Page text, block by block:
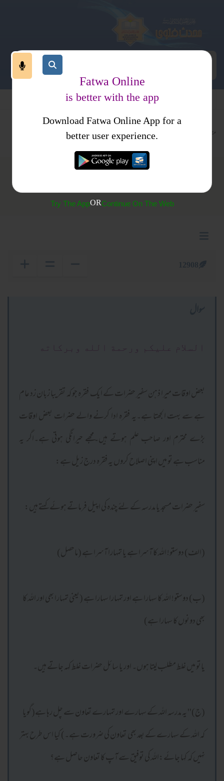
کتب فتاوی فتاوی ثنائیہ مدنیہ
(187) مسجد یا مدرسہ کے لیے سفیر کا چندہ مانگنا
السلام عليكم ورحمة الله وبركاته
بعض اوقات میرا ذہن سفیر حضرات کے ایک فقرہ جو کہ تقریبا زبان زد عام
ہے سے بہت الجھتا ہے۔یہ فقرہ ادا کرنے والے حضرات بعض اوقات
بڑے محترم اور صاحب علم ہوتے ہیں۔مجھے حیرانگی ہوتی ہے۔اگر یہ
مناسب ہے تو میں اپنی اصلاح کروں یہ فقرہ درج زیل ہے:
سفیر حضرات مسجد یا مدرسہ کے لئے چندہ کی اپیل فرماتے ہوئے کہتے ہیں:
(الف) دوستو! اللہ کا آسرا ہے یا تمہارا آسرا ہے (ماحصل)
(ب) دوستو! اللہ کا سہارا ہے اور تمہارا سہارا ہے (یعنی تمہارا بھی اور اللہ کا
بھی دونوں کا سہارا ہے)
یاتو میں غلط مطلب لیتا ہوں۔ اور یا سائل حضرات غلط کہہ جاتے ہیں۔
(ج)'' یہ مدرسہ اللہ کے سہارے اور تمہارے تعاون سے چل رہا ہے(گویا
کہ اللہ کے سہارے کے بعد بھی تعاون کی ضرورت ہے۔) کیا اس طرح بہتر
نہیں کہ کہا جائے:اللہ کی توفیق سے آپ کا تعاون حاصل ہے؟
Fatwa Online
is better with the app
Download Fatwa Online App for a
better user experience.
Try The AppORContinue On The Web